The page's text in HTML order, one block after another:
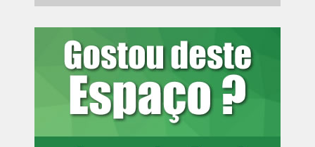
pedir reabertura em Curitiba
Na outra ponta, bairros como Riviera, Lamenha Pequena
e Cascatinha mal chegam a somar 10 mil moradores.
Boom de investimentos após a pandemia